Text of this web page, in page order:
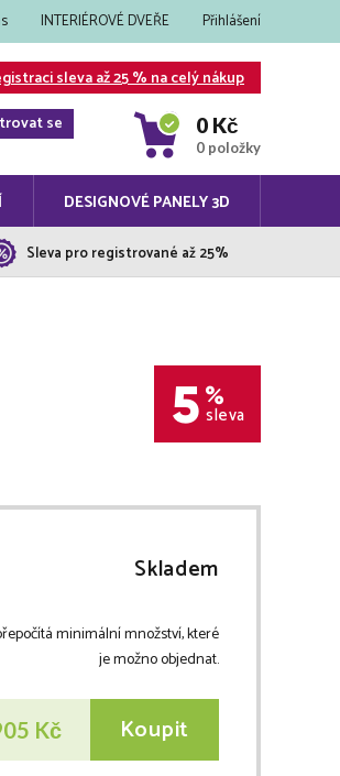
INTERIÉROVÉ DVEŘE Přihlášení
sleva až 25 % na celý nákup
se
0 Kč
0 položky
DESIGNOVÉ PANELY 3D
Sleva pro registrované až 25%
5 %
sleva
Skladem
minimální množství, které
je možno objednat.
Kč Koupit